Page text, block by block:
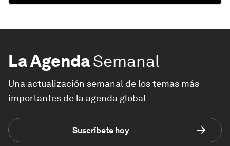
La AgendaSemanal
Una actualización semanal de los temas más
importantes de la agenda global
Suscríbete hoy